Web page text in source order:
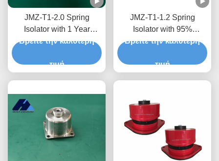
JMZ-T1-2.0 Spring
Isolator with 1 Year
Warranty for Industrial
Applications and High
Βρείτε την καλύτερη
τιμή
JMZ-T1-1.2 Spring
Isolator with 95%
Isolation Efficiency 32mm
Listed for Vibration
Βρείτε την καλύτερη
τιμή